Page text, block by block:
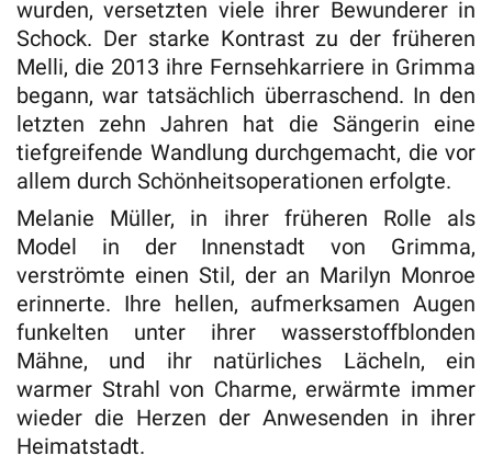
wurden, versetzten viele ihrer Bewunderer in
Schock. Der starke Kontrast zu der früheren
Melli, die 2013 ihre Fernsehkarriere in Grimma
begann, war tatsächlich überraschend. In den
letzten zehn Jahren hat die Sängerin eine
tiefgreifende Wandlung durchgemacht, die vor
allem durch Schönheitsoperationen erfolgte.
Melanie Müller, in ihrer früheren Rolle als
Model in der Innenstadt von Grimma,
verströmte einen Stil, der an Marilyn Monroe
erinnerte. Ihre hellen, aufmerksamen Augen
funkelten unter ihrer wasserstoffblonden
Mähne, und ihr natürliches Lächeln, ein
warmer Strahl von Charme, erwärmte immer
wieder die Herzen der Anwesenden in ihrer
Heimatstadt.